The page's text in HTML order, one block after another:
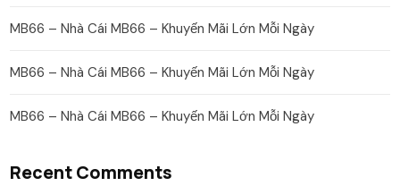
MB66 – Nhà Cái MB66 – Khuyến Mãi Lớn Mỗi Ngày
MB66 – Nhà Cái MB66 – Khuyến Mãi Lớn Mỗi Ngày
MB66 – Nhà Cái MB66 – Khuyến Mãi Lớn Mỗi Ngày
Recent Comments